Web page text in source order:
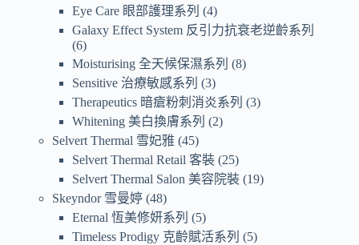
Eye Care 眼部護理系列
4
Galaxy Effect System 反引力抗衰老逆齡系列
6
Moisturising 全天候保濕系列
8
Sensitive 治療敏感系列
3
Therapeutics 暗瘡粉刺消炎系列
3
Whitening 美白換膚系列
2
Selvert Thermal 雪妃雅 45
Selvert Thermal Retail 客裝 25
Selvert Thermal Salon 美容院裝 19
Skeyndor 雪曼婷 48
Eternal 恆美修妍系列
5
Timeless Prodigy 克齡賦活系列
5